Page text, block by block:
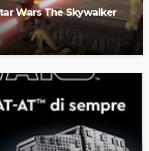
Wars The Skywalker